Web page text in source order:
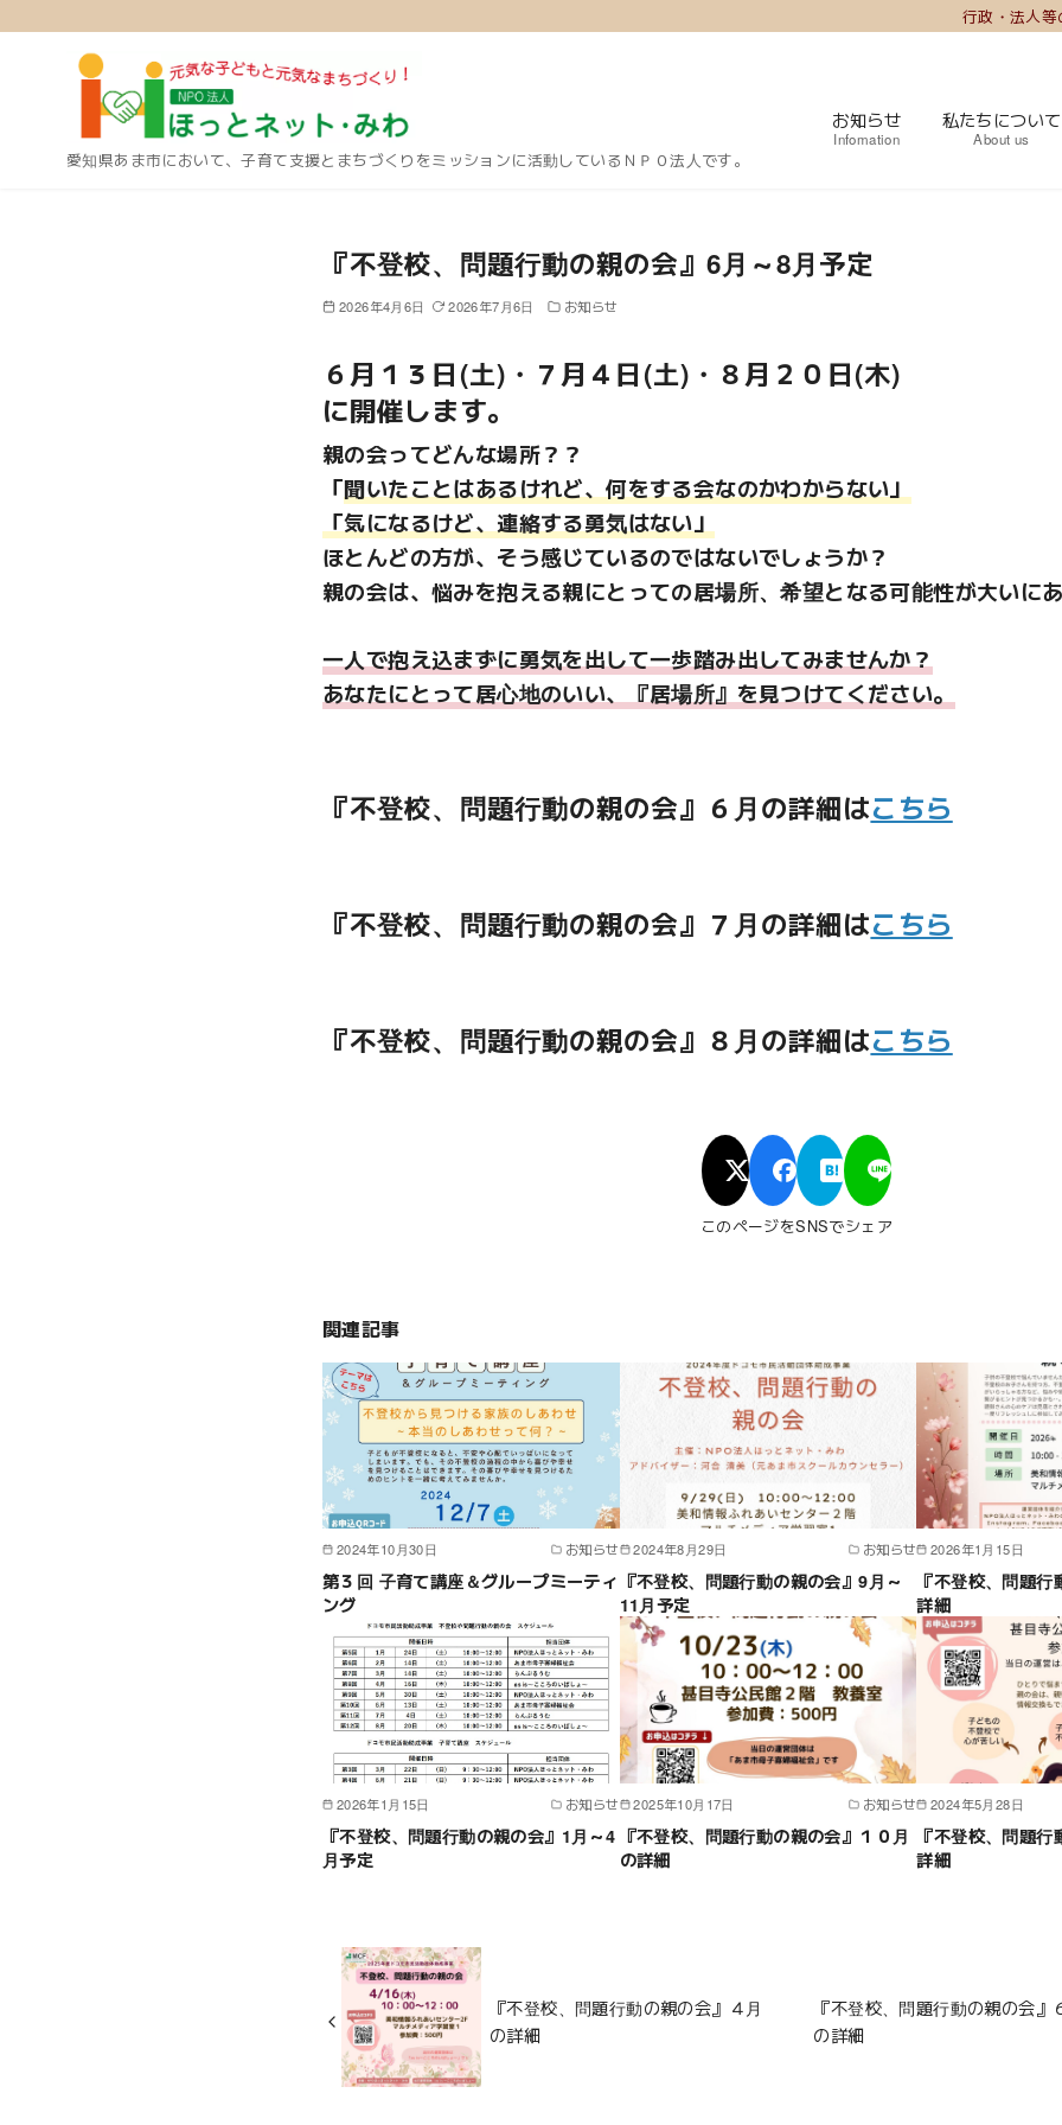
行政・法人等
愛知県あま市において、子育て支援とまちづくりをミッションに活動しているＮＰＯ法人です。
お知らせ
Infomation
私たちについて
About us
『不登校、問題行動の親の会』6月～8月予定
2026年4月6日 2026年7月6日 お知らせ
６月１３日(土)・７月４日(土)・８月２０日(木)
に開催します。
親の会ってどんな場所？？
「聞いたことはあるけれど、何をする会なのかわからない」
「気になるけど、連絡する勇気はない」
ほとんどの方が、そう感じているのではないでしょうか？
親の会は、悩みを抱える親にとっての居場所、希望となる可能性が大いにあ
一人で抱え込まずに勇気を出して一歩踏み出してみませんか？
あなたにとって居心地のいい、『居場所』を見つけてください。
『不登校、問題行動の親の会』６月の詳細はこちら
『不登校、問題行動の親の会』７月の詳細はこちら
『不登校、問題行動の親の会』８月の詳細はこちら
このページをSNSでシェア
関連記事
2024年10月30日 お知らせ
第３回 子育て講座＆グループミーティ
ング
2024年8月29日 お知らせ
『不登校、問題行動の親の会』9月～
11月予定
2026年1月15日
『不登校、問題
詳細
2026年1月15日 お知らせ
『不登校、問題行動の親の会』1月～4
月予定
2025年10月17日 お知らせ
『不登校、問題行動の親の会』１０月
の詳細
2024年5月28日
『不登校、問題
詳細
『不登校、問題行動の親の会』４月
の詳細
『不登校、問題行動の親の会』
の詳細